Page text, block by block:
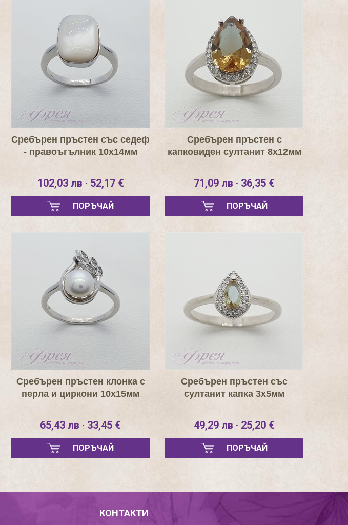
Сребърен пръстен със седеф
- правоъгълник 10х14мм
102,03 лв · 52,17 €
ПОРЪЧАЙ
Сребърен пръстен с
капковиден султанит 8х12мм
71,09 лв · 36,35 €
ПОРЪЧАЙ
Сребърен пръстен клонка с
перла и циркони 10х15мм
65,43 лв · 33,45 €
ПОРЪЧАЙ
Сребърен пръстен със
султанит капка 3х5мм
49,29 лв · 25,20 €
ПОРЪЧАЙ
КОНТАКТИ